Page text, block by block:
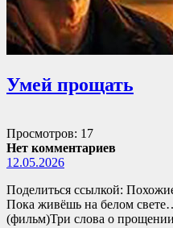
Умей прощать
Просмотров: 17
Нет комментариев
12.05.2026
Поделиться ссылкой:
Пока живёшь на белом
(фильм)Три слова о прощении